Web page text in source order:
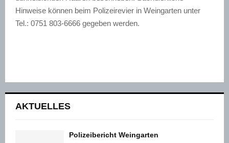
Hinweise können beim Polizeirevier in Weingarten unter
Tel.: 0751 803-6666 gegeben werden.
AKTUELLES
Polizeibericht Weingarten